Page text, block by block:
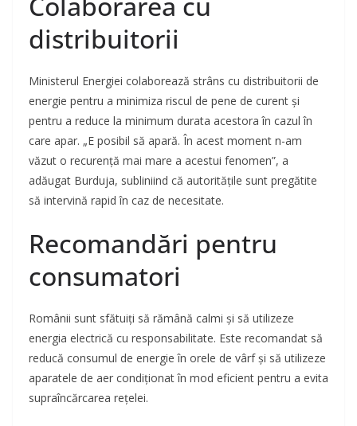
distribuitorii
Ministerul Energiei colaborează strâns cu distribuitorii de
energie pentru a minimiza riscul de pene de curent și
pentru a reduce la minimum durata acestora în cazul în
care apar. „E posibil să apară. În acest moment n-am
văzut o recurență mai mare a acestui fenomen”, a
adăugat Burduja, subliniind că autoritățile sunt pregătite
să intervină rapid în caz de necesitate.
Recomandări pentru
consumatori
Românii sunt sfătuiți să rămână calmi și să utilizeze
energia electrică cu responsabilitate. Este recomandat să
reducă consumul de energie în orele de vârf și să utilizeze
aparatele de aer condiționat în mod eficient pentru a evita
supraîncărcarea rețelei.